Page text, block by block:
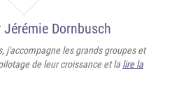
Jérémie Dornbusch
j'accompagne les grands groupes et
de leur croissance et la lire la